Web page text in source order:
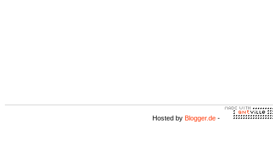
Hosted by Blogger.de -